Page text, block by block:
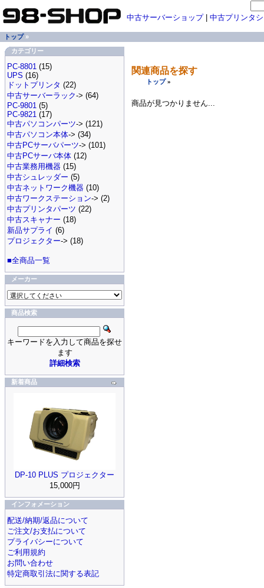
関連商品を探す
トップ»
商品が見つかりません...
中古サーバーショップ| 中古プリンタ
トップ»
カテゴリー
PC-8801 (15)
UPS (16)
ドットプリンタ (22)
中古サーバーラック-> (64)
PC-9801 (5)
PC-9821 (17)
中古パソコンパーツ-> (121)
中古パソコン本体-> (34)
中古PCサーバパーツ-> (101)
中古PCサーバ本体 (12)
中古業務用機器 (15)
中古シュレッダー (5)
中古ネットワーク機器 (10)
中古ワークステーション-> (2)
中古プリンタパーツ (22)
中古スキャナー (18)
新品サプライ (6)
プロジェクター-> (18)
■全商品一覧
メーカー
商品検索
キーワードを入力して商品を探せ
ます
詳細検索
新着商品
DP-10 PLUS プロジェクター
15,000円
インフォメーション
配送/納期/返品について
ご注文/お支払について
プライバシーについて
ご利用規約
お問い合わせ
特定商取引法に関する表記